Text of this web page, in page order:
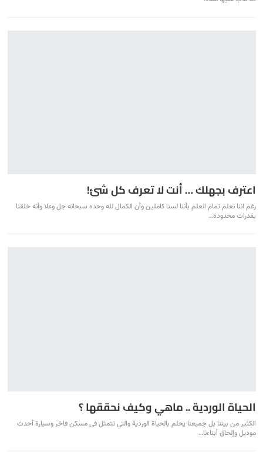
اعترف بجهلك … أنت لا تعرف كل شئ!
رغم اننا نعلم تمام العلم بأننا لسنا كاملين وأن الكمال لله وحده سبحانه جل وعلا وأنه خلقنا
بقدرات محدودة…
الحياة الوردية .. ماهي وكيف نحققها ؟
الكثير من بيننا بل جميعنا يحلم بالحياة الوردية والتي تتمثل فى مسكن فاخر وسيارة أحدث
موديل وإلحاق أبناءنا…